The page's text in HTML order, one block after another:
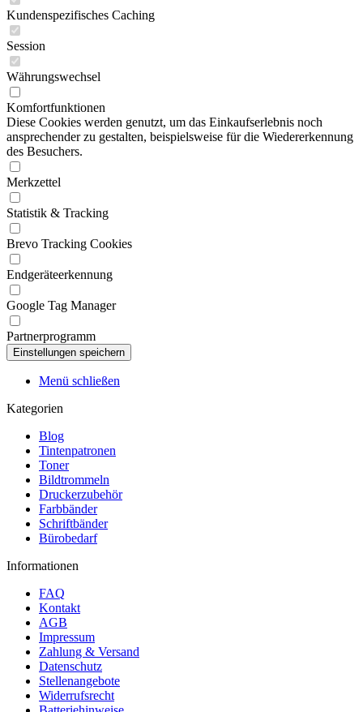
Kundenspezifisches Caching
Session
Währungswechsel
Komfortfunktionen
Diese Cookies werden genutzt, um das Einkaufserlebnis noch
ansprechender zu gestalten, beispielsweise für die Wiedererkennung
des Besuchers.
Merkzettel
Statistik & Tracking
Brevo Tracking Cookies
Endgeräteerkennung
Google Tag Manager
Partnerprogramm
Menü schließen
Kategorien
Blog
Tintenpatronen
Toner
Bildtrommeln
Druckerzubehör
Farbbänder
Schriftbänder
Bürobedarf
Informationen
FAQ
Kontakt
AGB
Impressum
Zahlung & Versand
Datenschutz
Stellenangebote
Widerrufsrecht